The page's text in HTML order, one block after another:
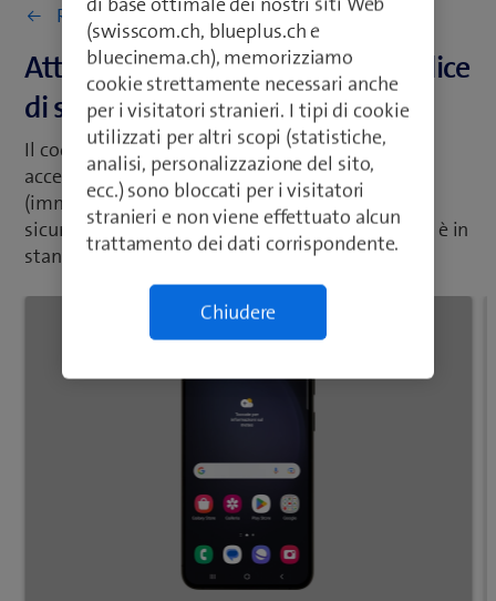
Ritorna a Impostazioni e uso
Attivare o disattivare l'uso del codice
di sicurezza
Il codice di sicurezza impedisce che altri abbiano
accesso a quanto contenuto nel tuo cellulare
(immagini, messaggi, ecc.). Se l'uso del codice di
sicurezza è attivo, devi usarlo quando il cellulare è in
standby e ogni volta che lo accendi.
(swisscom.ch, blueplus.ch e
bluecinema.ch), memorizziamo
cookie strettamente necessari anche
per i visitatori stranieri. I tipi di cookie
utilizzati per altri scopi (statistiche,
analisi, personalizzazione del sito,
ecc.) sono bloccati per i visitatori
stranieri e non viene effettuato alcun
trattamento dei dati corrispondente.
Chiudere